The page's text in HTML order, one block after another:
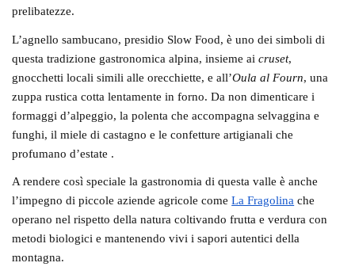
prelibatezze.
L’agnello sambucano, presidio Slow Food, è uno dei simboli di
questa tradizione gastronomica alpina, insieme aicruset,
gnocchetti locali simili alle orecchiette, e all’Oula al Fourn, una
zuppa rustica cotta lentamente in forno. Da non dimenticare i
formaggi d’alpeggio, la polenta che accompagna selvaggina e
funghi, il miele di castagno e le confetture artigianali che
profumano d’estate .
A rendere così speciale la gastronomia di questa valle è anche
l’impegno di piccole aziende agricole comeLa Fragolina che
operano nel rispetto della natura coltivando frutta e verdura con
metodi biologici e mantenendo vivi i sapori autentici della
montagna.